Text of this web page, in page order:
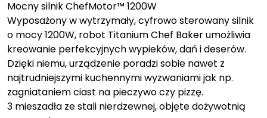
Mocny silnik ChefMotor™ 1200W
Wyposażony w wytrzymały, cyfrowo sterowany silnik
o mocy 1200W, robot Titanium Chef Baker umożliwia
kreowanie perfekcyjnych wypieków, dań i deserów.
Dzięki niemu, urządzenie poradzi sobie nawet z
najtrudniejszymi kuchennymi wyzwaniami jak np.
zagniataniem ciast na pieczywo czy pizzę.
3 mieszadła ze stali nierdzewnej, objęte dożywotnią